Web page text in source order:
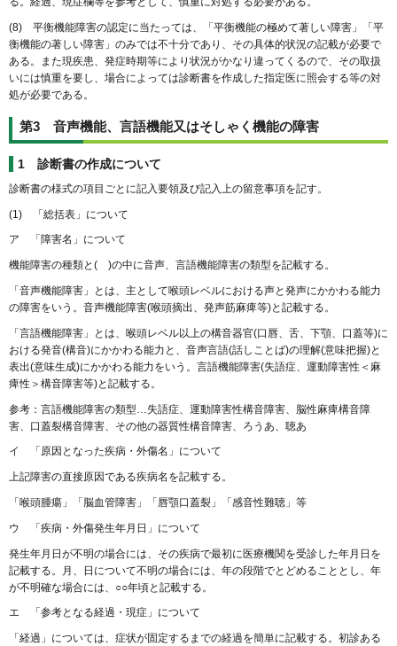
(8) 平衡機能障害の認定に当たっては、「平衡機能の極めて著しい障害」「平
衡機能の著しい障害」のみでは不十分であり、その具体的状況の記載が必要で
ある。また現疾患、発症時期等により状況がかなり違ってくるので、その取扱
いには慎重を要し、場合によっては診断書を作成した指定医に照会する等の対
処が必要である。
第3 音声機能、言語機能又はそしゃく機能の障害
1 診断書の作成について
診断書の様式の項目ごとに記入要領及び記入上の留意事項を記す。
(1) 「総括表」について
ア 「障害名」について
機能障害の種類と( )の中に音声、言語機能障害の類型を記載する。
「音声機能障害」とは、主として喉頭レベルにおける声と発声にかかわる能力
の障害をいう。音声機能障害(喉頭摘出、発声筋麻痺等)と記載する。
「言語機能障害」とは、喉頭レベル以上の構音器官(口唇、舌、下顎、口蓋等)に
おける発音(構音)にかかわる能力と、音声言語(話しことば)の理解(意味把握)と
表出(意味生成)にかかわる能力をいう。言語機能障害(失語症、運動障害性＜麻
痺性＞構音障害等)と記載する。
参考：言語機能障害の類型…失語症、運動障害性構音障害、脳性麻痺構音障
害、口蓋裂構音障害、その他の器質性構音障害、ろうあ、聴あ
イ 「原因となった疾病・外傷名」について
上記障害の直接原因である疾病名を記載する。
「喉頭腫瘍」「脳血管障害」「唇顎口蓋裂」「感音性難聴」等
ウ 「疾病・外傷発生年月日」について
発生年月日が不明の場合には、その疾病で最初に医療機関を受診した年月日を
記載する。月、日について不明の場合には、年の段階でとどめることとし、年
が不明確な場合には、○○年頃と記載する。
エ 「参考となる経過・現症」について
「経過」については、症状が固定するまでの経過を簡単に記載する。初診ある